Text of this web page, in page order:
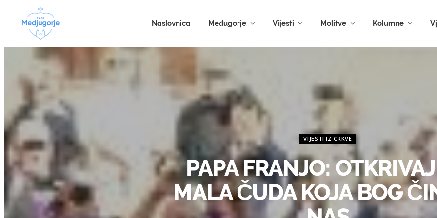
Naslovnica Međugorje Vijesti Molitve Kolumne
VIJESTI IZ CRKVE
PAPA FRANJO:
MALA ČUDA KOJA BOG